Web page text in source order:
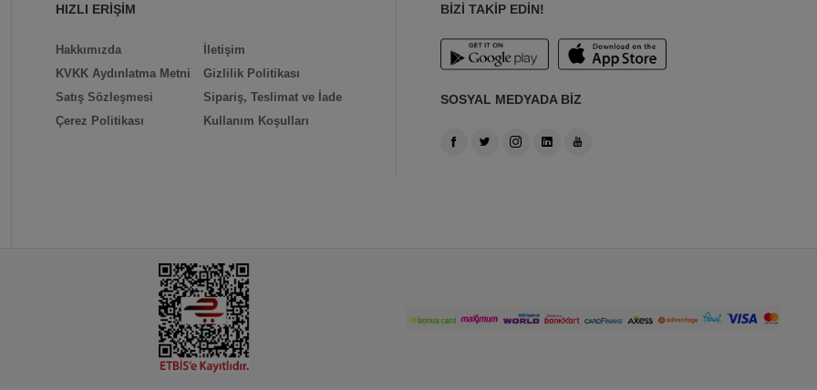
HIZLI ERİŞİM
Hakkımızda
KVKK Aydınlatma Metni
Satış Sözleşmesi
Çerez Politikası
İletişim
Gizlilik Politikası
Sipariş, Teslimat ve İade
Kullanım Koşulları
BİZİ TAKİP EDİN!
SOSYAL MEDYADA BİZ